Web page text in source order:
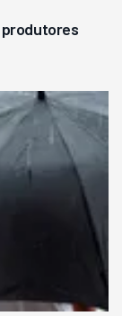
produtores